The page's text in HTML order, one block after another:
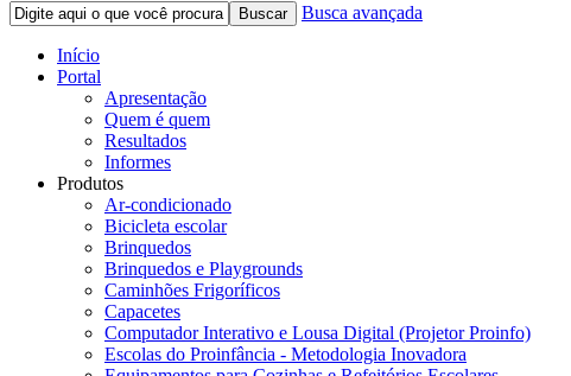
Buscar Busca avançada
Início
Portal
Apresentação
Quem é quem
Resultados
Informes
Produtos
Ar-condicionado
Bicicleta escolar
Brinquedos
Brinquedos e Playgrounds
Caminhões Frigoríficos
Capacetes
Computador Interativo e Lousa Digital (Projetor Proinfo)
Escolas do Proinfância - Metodologia Inovadora